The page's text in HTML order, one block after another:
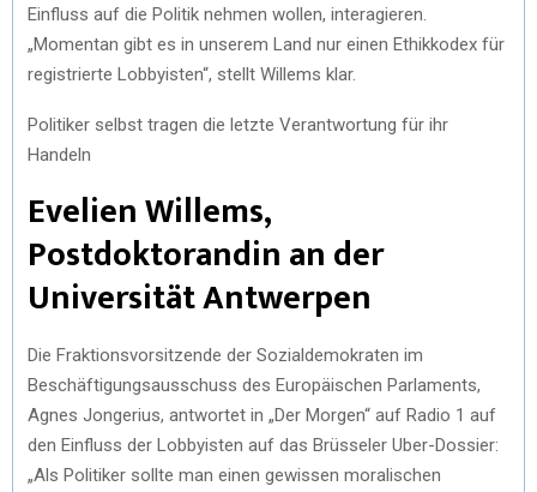
Einfluss auf die Politik nehmen wollen, interagieren.
„Momentan gibt es in unserem Land nur einen Ethikkodex für
registrierte Lobbyisten“, stellt Willems klar.
Politiker selbst tragen die letzte Verantwortung für ihr
Handeln
Evelien Willems,
Postdoktorandin an der
Universität Antwerpen
Die Fraktionsvorsitzende der Sozialdemokraten im
Beschäftigungsausschuss des Europäischen Parlaments,
Agnes Jongerius, antwortet in „Der Morgen“ auf Radio 1 auf
den Einfluss der Lobbyisten auf das Brüsseler Uber-Dossier:
„Als Politiker sollte man einen gewissen moralischen